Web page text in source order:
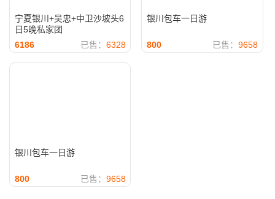
宁夏银川+吴忠+中卫沙坡头6
日5晚私家团
6186
已售： 6328
银川包车一日游
800 已售： 9658
银川包车一日游
800 已售： 9658